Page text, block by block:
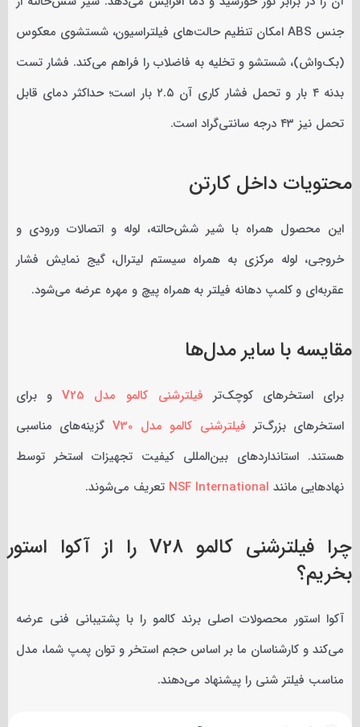
جنس ABS امکان تنظیم حالت‌های فیلتراسیون، شستشوی معکوس
(بک‌واش)، شستشو و تخلیه به فاضلاب را فراهم می‌کند. فشار تست
بدنه ۴ بار و تحمل فشار کاری آن ۲.۵ بار است؛ حداکثر دمای قابل
تحمل نیز ۴۳ درجه سانتی‌گراد است.
محتویات داخل کارتن
این محصول همراه با شیر شش‌حالته، لوله و اتصالات ورودی و
خروجی، لوله مرکزی به همراه سیستم لیترال، گیج نمایش فشار
عقربه‌ای و کلمپ دهانه فیلتر به همراه پیچ و مهره عرضه می‌شود.
مقایسه با سایر مدل‌ها
برای استخرهای کوچک‌تر فیلترشنی کالمو مدل V25
و برای
استخرهای بزرگ‌تر فیلترشنی کالمو مدل V30
گزینه‌های مناسبی
هستند. استانداردهای بین‌المللی کیفیت تجهیزات استخر توسط
نهادهایی مانند NSF International تعریف می‌شوند.
چرا فیلترشنی کالمو V28 را از آکوا استور
بخریم؟
آکوا استور محصولات اصلی برند کالمو را با پشتیبانی فنی عرضه
می‌کند و کارشناسان ما بر اساس حجم استخر و توان پمپ شما، مدل
مناسب فیلتر شنی را پیشنهاد می‌دهند.